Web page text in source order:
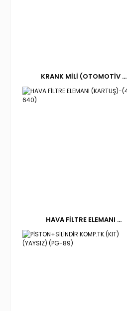
KRANK MİLİ (OTOMOTİV ...
HAVA FİLTRE ELEMANI ...